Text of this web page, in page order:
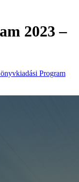
2023 –
Program